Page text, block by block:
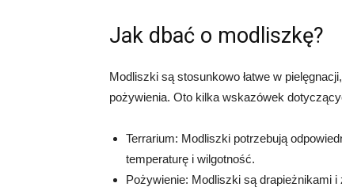
Jak dbać o modliszkę?
Modliszki są stosunkowo łatwe w
pożywienia. Oto kilka wskazówek
Terrarium: Modliszki potrzebują
temperaturę i wilgotność.
Pożywienie: Modliszki są drapieżnikami